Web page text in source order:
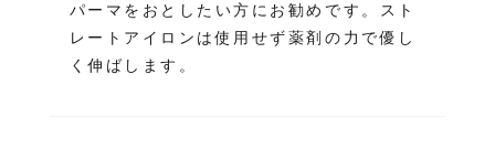
パーマをおとしたい方にお勧めです。スト
レートアイロンは使用せず薬剤の力で優し
く伸ばします。